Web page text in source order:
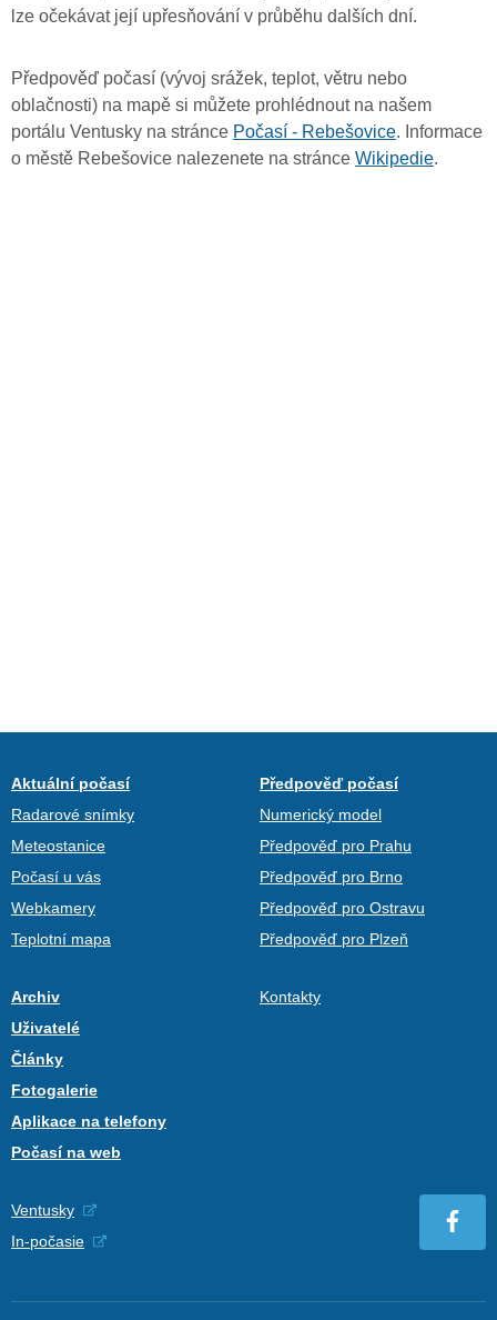
lze očekávat její upřesňování v průběhu dalších dní.
Předpověď počasí (vývoj srážek, teplot, větru nebo
oblačnosti) na mapě si můžete prohlédnout na našem
portálu Ventusky na stránce Počasí - Rebešovice. Informace
o městě Rebešovice nalezenete na stránce Wikipedie.
Aktuální počasí
Radarové snímky
Meteostanice
Počasí u vás
Webkamery
Teplotní mapa
Předpověď počasí
Numerický model
Předpověď pro Prahu
Předpověď pro Brno
Předpověď pro Ostravu
Předpověď pro Plzeň
Archiv
Uživatelé
Články
Fotogalerie
Aplikace na telefony
Počasí na web
Kontakty
Ventusky
In-počasie